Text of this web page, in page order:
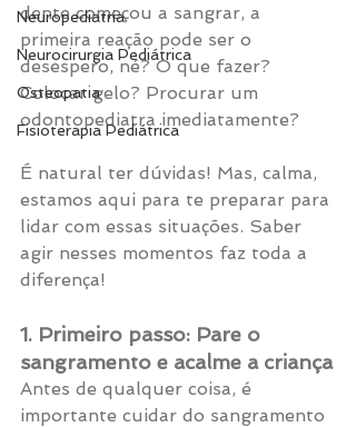
Neuropediatria
Neurocirurgia Pediátrica
Osteopatia
Fisioterapia Pediátrica
dente começou a sangrar, a
primeira reação pode ser o
desespero, né? O que fazer?
Colocar gelo? Procurar um
odontopediatra imediatamente?
É natural ter dúvidas! Mas, calma,
estamos aqui para te preparar para
lidar com essas situações. Saber
agir nesses momentos faz toda a
diferença!
1. Primeiro passo: Pare o
sangramento e acalme a criança
Antes de qualquer coisa, é
importante cuidar do sangramento